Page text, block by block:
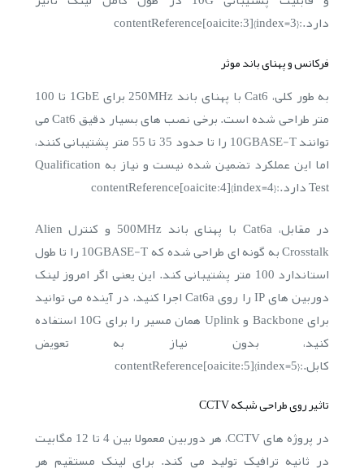
دارد.:contentReference[oaicite:3]{index=3}
فرکانس و پهنای باند موثر
به طور کلی، Cat6 با پهنای باند 250MHz برای 1GbE تا 100
متر طراحی شده است. برخی نصب های بسیار دقیق Cat6 می
توانند 10GBASE-T را تا حدود 35 تا 55 متر پشتیبانی کنند،
اما این عملکرد تضمین شده نیست و نیاز به Qualification
Test دارد.:contentReference[oaicite:4]{index=4}
در مقابل، Cat6a با پهنای باند 500MHz و کنترل Alien
Crosstalk به گونه ای طراحی شده که 10GBASE-T را تا طول
استاندارد 100 متر پشتیبانی کند. این یعنی اگر امروز لینک
دوربین های IP را روی Cat6a اجرا کنید، در آینده می توانید
برای Backbone و Uplink همان مسیر را برای 10G استفاده
کنید، بدون نیاز به تعویض
کابل.:contentReference[oaicite:5]{index=5}
تاثیر روی طراحی شبکه CCTV
در پروژه های CCTV، هر دوربین معمولا بین 4 تا 12 مگابیت
در ثانیه ترافیک تولید می کند. برای لینک مستقیم هر